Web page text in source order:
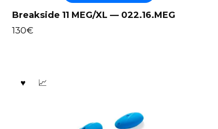
Breakside 11 MEG/XL — 022.16.MEG
130€